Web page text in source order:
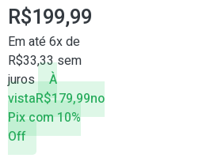
R$199,99
Em até 6x de
R$33,33sem
juros
À
vistaR$179,99no
Pix com 10%
Off